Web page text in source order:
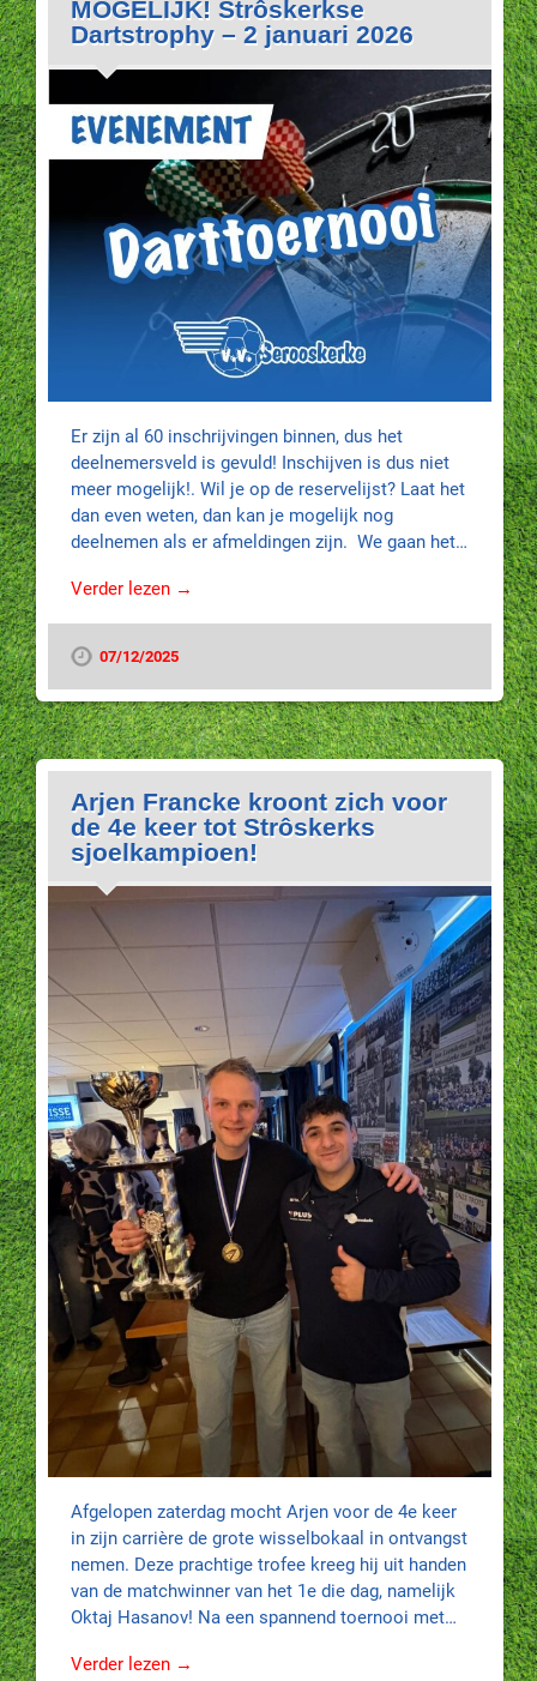
MOGELIJK! Strôskerkse
Dartstrophy – 2 januari 2026
Er zijn al 60 inschrijvingen binnen, dus het
deelnemersveld is gevuld! Inschijven is dus niet
meer mogelijk!. Wil je op de reservelijst? Laat het
dan even weten, dan kan je mogelijk nog
deelnemen als er afmeldingen zijn. We gaan het…
Verder lezen →
07/12/2025
Arjen Francke kroont zich voor
de 4e keer tot Strôskerks
sjoelkampioen!
Afgelopen zaterdag mocht Arjen voor de 4e keer
in zijn carrière de grote wisselbokaal in ontvangst
nemen. Deze prachtige trofee kreeg hij uit handen
van de matchwinner van het 1e die dag, namelijk
Oktaj Hasanov! Na een spannend toernooi met…
Verder lezen →